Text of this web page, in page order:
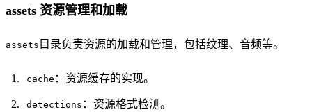
assets 资源管理和加载
assets 目录负责资源的加载和管理，包括纹理、音频等。
cache ：资源缓存的实现。
detections ：资源格式检测。